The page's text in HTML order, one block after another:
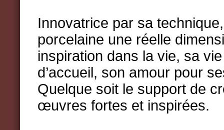
Innovatrice par sa
porcelaine une réelle
inspiration dans la vie, sa
d’accueil, son amour pour
Quelque soit le support de
œuvres fortes et inspirées.